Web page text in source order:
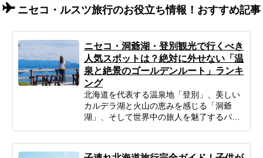
ニセコ・ルスツ旅行のお役立ち情報！おすすめ記事
ニセコ・洞爺湖・登別観光で行くべき
人気スポットは？絶対に外せない「温
泉と絶景のゴールデンルート」ランキ
ング
北海道を代表する温泉地「登別」、美しい
カルデラ湖と火山の恵みを感じる「洞爺
湖」、そして世界中の旅人を魅了するパウ
の旅行で周遊できる「北海道観光のゴール